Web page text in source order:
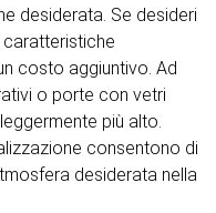
desiderata. Se desideri
costo aggiuntivo. Ad
o porte con vetri
più alto.
consentono di
desiderata nella